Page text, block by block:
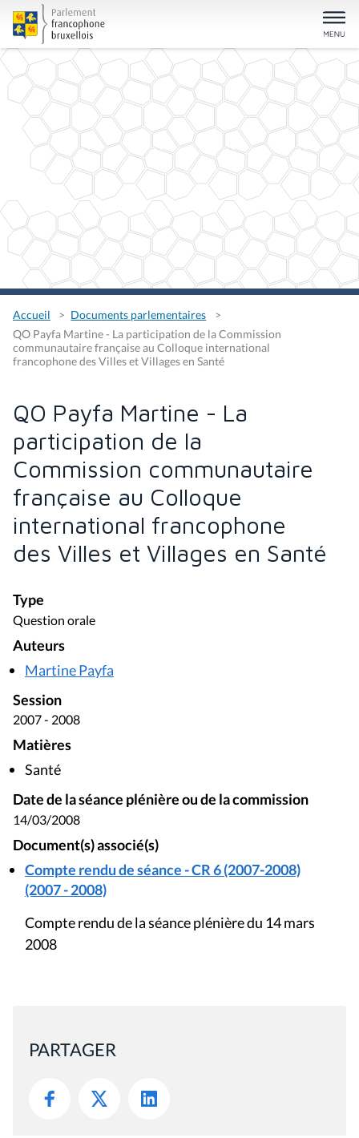
Accueil
Documents parlementaires
QO Payfa Martine - La participation de la Commission
communautaire française au Colloque international
francophone des Villes et Villages en Santé
QO Payfa Martine - La
participation de la
Commission communautaire
française au Colloque
international francophone
des Villes et Villages en Santé
Type
Question orale
Auteurs
Martine Payfa
Session
2007 - 2008
Matières
Santé
Date de la séance plénière ou de la commission
14/03/2008
Document(s) associé(s)
Compte rendu de séance - CR 6 (2007-2008)
(2007 - 2008)
Compte rendu de la séance plénière du 14 mars
2008
PARTAGER